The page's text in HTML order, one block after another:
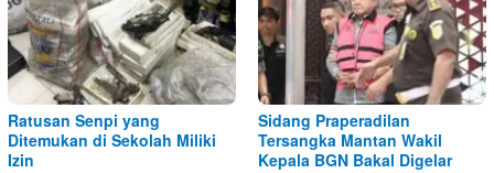
Ratusan Senpi yang
Ditemukan di Sekolah Miliki
Izin
Sidang Praperadilan
Tersangka Mantan Wakil
Kepala BGN Bakal Digelar